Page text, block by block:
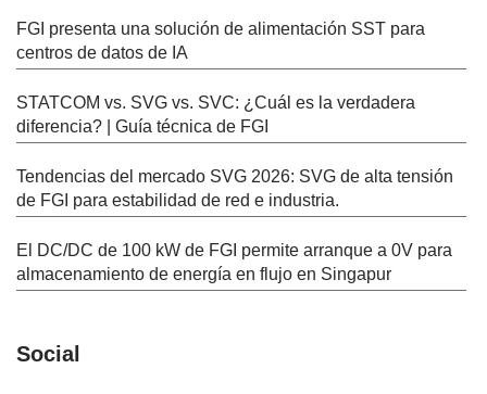
FGI presenta una solución de alimentación SST para
centros de datos de IA
STATCOM vs. SVG vs. SVC: ¿Cuál es la verdadera
diferencia? | Guía técnica de FGI
Tendencias del mercado SVG 2026: SVG de alta tensión
de FGI para estabilidad de red e industria.
El DC/DC de 100 kW de FGI permite arranque a 0V para
almacenamiento de energía en flujo en Singapur
Social